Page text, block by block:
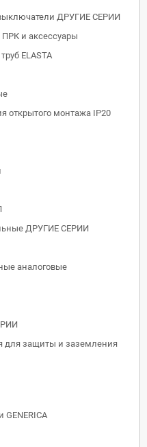
ДРУГИЕ СЕРИИ
и аксессуары
ELASTA
открытого монтажа IP20
ДРУГИЕ СЕРИИ
аналоговые
для защиты и заземления